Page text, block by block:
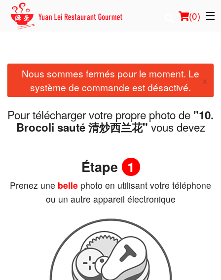
(0)
Commander en ligne
Emplacement
Français
Nous sommes fermés pour le moment. Le
système de commande est désactivé.
×
Pour télécharger votre propre photo de "10.
Brocoli sauté 清炒西兰花"vous devez
Étape 1
Prenez une belle photo en utilisant votre téléphone
ou un autre appareil électronique